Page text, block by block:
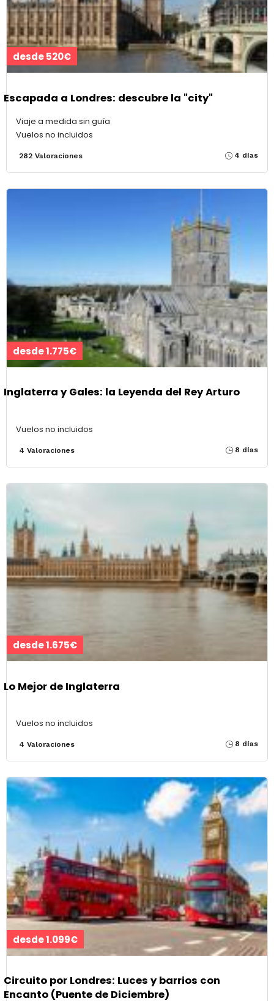
desde 520€
Escapada a Londres: descubre la "city"
Viaje a medida sin guía
Vuelos no incluidos
282 Valoraciones 4 días
desde 1.775€
Inglaterra y Gales: la Leyenda del Rey Arturo
Vuelos no incluidos
4 Valoraciones 8 días
desde 1.675€
Lo Mejor de Inglaterra
Vuelos no incluidos
4 Valoraciones 8 días
desde 1.099€
Circuito por Londres: Luces y barrios con
Encanto (Puente de Diciembre)